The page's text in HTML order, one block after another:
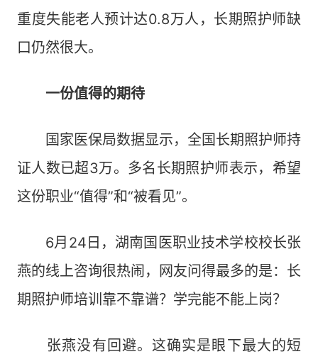
重度失能老人预计达0.8万人，长期照护师缺
口仍然很大。
一份值得的期待
国家医保局数据显示，全国长期照护师持
证人数已超3万。多名长期照护师表示，希望
这份职业“值得”和“被看见”。
6月24日，湖南国医职业技术学校校长张
燕的线上咨询很热闹，网友问得最多的是：长
期照护师培训靠不靠谱？学完能不能上岗？
张燕没有回避。这确实是眼下最大的短